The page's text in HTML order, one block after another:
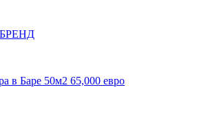
в Баре 50м2 65,000 евро